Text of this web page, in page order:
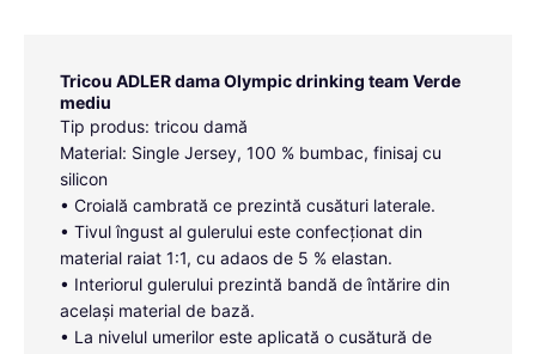
Tricou ADLER dama Olympic drinking team Verde
mediu
Tip produs: tricou damă
Material: Single Jersey, 100 % bumbac, finisaj cu
silicon
• Croială cambrată ce prezintă cusături laterale.
• Tivul îngust al gulerului este confecționat din
material raiat 1:1, cu adaos de 5 % elastan.
• Interiorul gulerului prezintă bandă de întărire din
același material de bază.
• La nivelul umerilor este aplicată o cusătură de